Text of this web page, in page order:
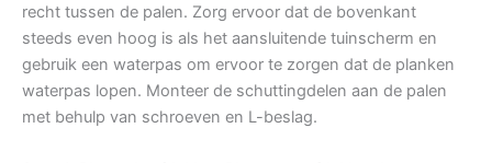
recht tussen de palen. Zorg ervoor dat de bovenkant
steeds even hoog is als het aansluitende tuinscherm en
gebruik een waterpas om ervoor te zorgen dat de planken
waterpas lopen. Monteer de schuttingdelen aan de palen
met behulp van schroeven en L-beslag.